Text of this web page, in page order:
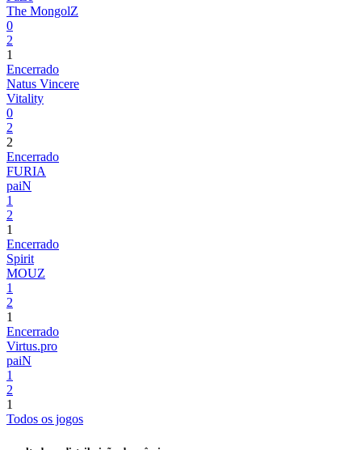
The MongolZ
0
2
1
Encerrado
Natus Vincere
Vitality
0
2
2
Encerrado
FURIA
paiN
1
2
1
Encerrado
Spirit
MOUZ
1
2
1
Encerrado
Virtus.pro
paiN
1
2
1
Todos os jogos